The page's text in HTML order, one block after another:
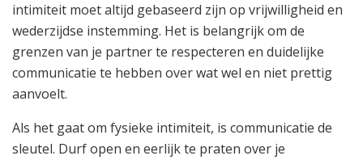
intimiteit moet altijd gebaseerd zijn op vrijwilligheid en
wederzijdse instemming. Het is belangrijk om de
grenzen van je partner te respecteren en duidelijke
communicatie te hebben over wat wel en niet prettig
aanvoelt.
Als het gaat om fysieke intimiteit, is communicatie de
sleutel. Durf open en eerlijk te praten over je